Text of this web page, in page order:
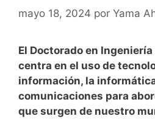
mayo 18, 2024 por Yama
El Doctorado en
centra en el uso de
información, la
comunicaciones para
que surgen de nuestro